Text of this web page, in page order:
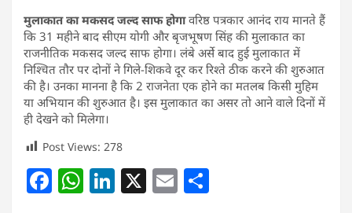
मुलाकात का मकसद जल्द साफ होगावरिष्ठ पत्रकार आनंद राय मानते हैं
कि 31 महीने बाद सीएम योगी और बृजभूषण सिंह की मुलाकात का
राजनीतिक मकसद जल्द साफ होगा। लंबे अर्से बाद हुई मुलाकात में
निश्चित तौर पर दोनों ने गिले-शिकवे दूर कर रिश्ते ठीक करने की शुरुआत
की है। उनका मानना है कि 2 राजनेता एक होने का मतलब किसी मुहिम
या अभियान की शुरुआत है। इस मुलाकात का असर तो आने वाले दिनों में
ही देखने को मिलेगा।
Post Views: 278
F W Li X E